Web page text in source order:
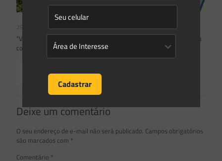
29/11/2021
“Vou ser desapropriado por criação de UC” – Entenda a necessária
comprovação de dotação orçamentária pelo Poder Público.
Read more
Deixe um comentário
O seu endereço de e-mail não será publicado. Campos obrigatórios
são marcados com *
Comentário *